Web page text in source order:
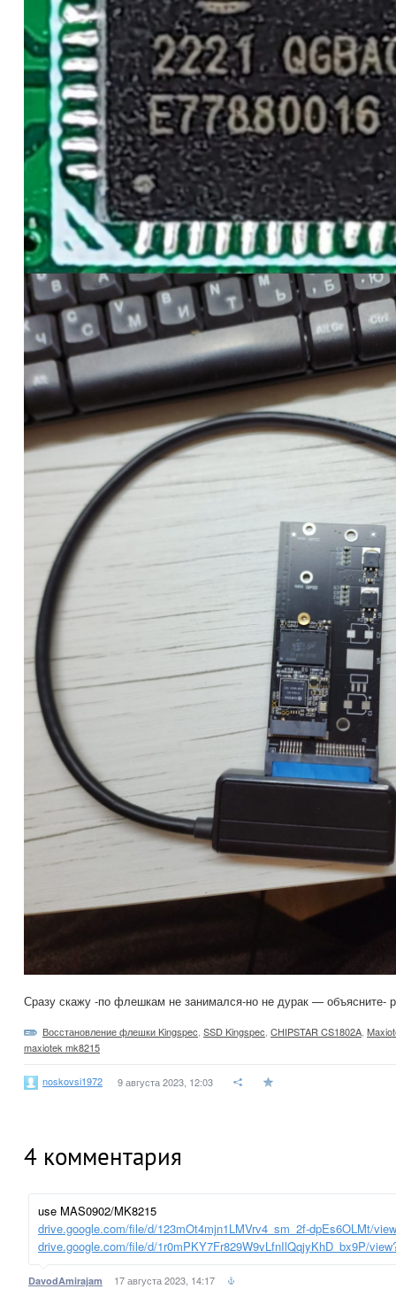
Сразу скажу -по флешкам не занимался-но не дурак — объясните-
Восстановление флешки Kingspec SSD Kingspec CHIPSTAR CS1802A
maxiotek mk8215
noskovsi1972 9 августа 2023, 12:03
4 комментария
use MAS0902/MK8215
drive.google.com/file/d/123mOt4mjn1LMVrv4_sm_2f-dpEs6OLMt/
drive.google.com/file/d/1r0mPKY7Fr829W9vLfnIlQqjyKhD_bx9P/
DavodAmirajam 17 августа 2023, 14:17